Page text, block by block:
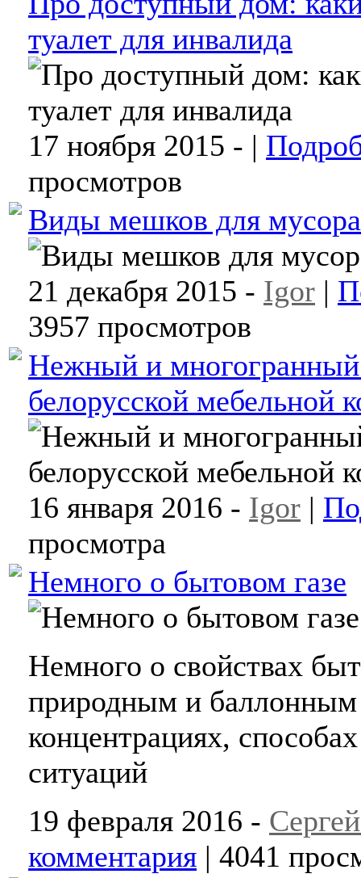
туалет для инвалида
17 ноября 2015 - |
просмотров
Виды мешков для мусора
21 декабря 2015 - Igor |
3957 просмотров
Нежный и многогранный
белорусской мебельной
16 января 2016 - Igor |
просмотра
Немного о бытовом газе
Немного о свойствах
природным и баллонным
концентрациях,
ситуаций
19 февраля 2016 -
комментария | 4041